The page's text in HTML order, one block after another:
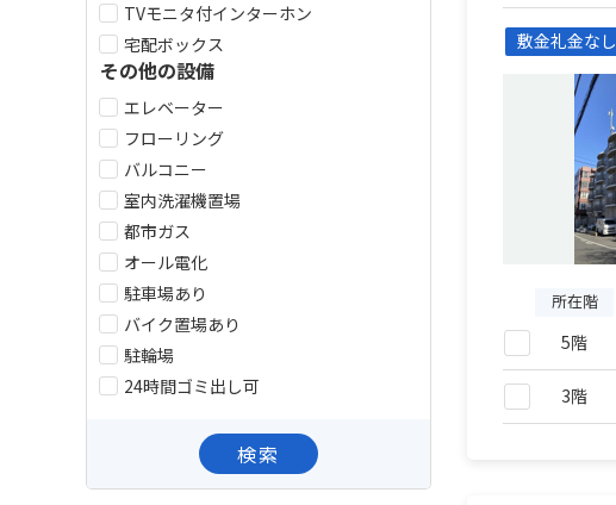
敷金礼金なし
所在階
5階
3階
TVモニタ付インターホン
宅配ボックス
その他の設備
エレベーター
フローリング
バルコニー
室内洗濯機置場
都市ガス
オール電化
駐車場あり
バイク置場あり
駐輪場
24時間ゴミ出し可
検索